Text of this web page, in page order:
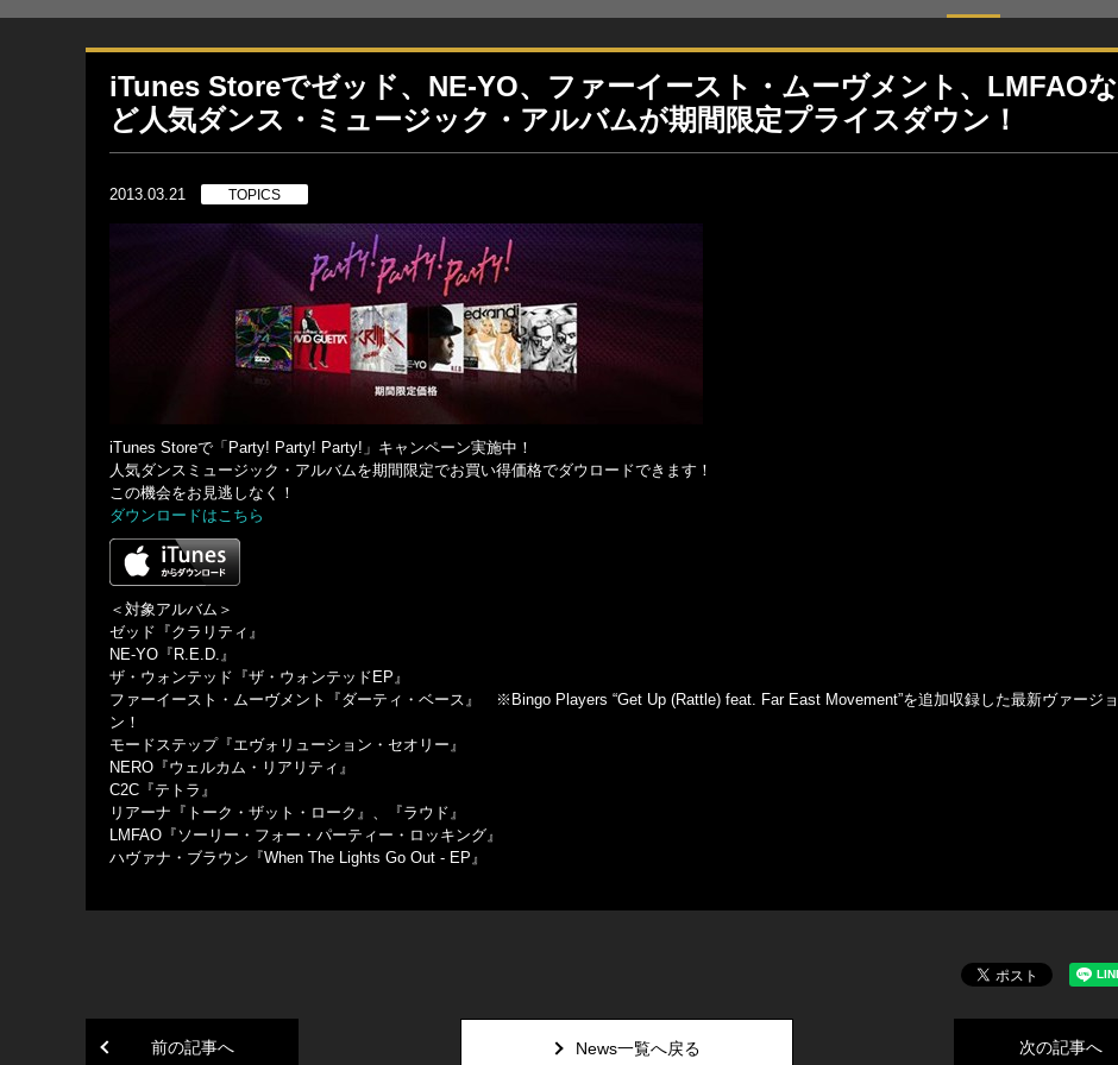
iTunes Storeでゼッド、NE-YO、ファーイースト・ムーヴメント、LMFAOな
ど人気ダンス・ミュージック・アルバムが期間限定プライスダウン！
2013.03.21 TOPICS
iTunes Storeで「Party! Party! Party!」キャンペーン実施中！
人気ダンスミュージック・アルバムを期間限定でお買い得価格でダウロードできます！
この機会をお見逃しなく！
ダウンロードはこちら
＜対象アルバム＞
ゼッド『クラリティ』
NE-YO『R.E.D.』
ザ・ウォンテッド『ザ・ウォンテッドEP』
ファーイースト・ムーヴメント『ダーティ・ベース』 ※Bingo Players “Get Up (Rattle) feat. Far East Movement”を追加収録した最新ヴァージョ
ン！
モードステップ『エヴォリューション・セオリー』
NERO『ウェルカム・リアリティ』
C2C『テトラ』
リアーナ『トーク・ザット・ローク』、『ラウド』
LMFAO『ソーリー・フォー・パーティー・ロッキング』
ハヴァナ・ブラウン『When The Lights Go Out - EP』
前の記事へ 次の記事へ
News一覧へ戻る